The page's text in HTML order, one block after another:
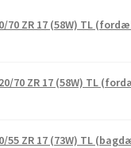
70 ZR 17 (58W) TL
70 ZR 17 (58W) TL
55 ZR 17 (73W) TL